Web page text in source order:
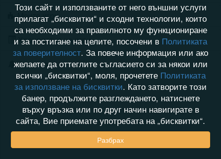
Моите игри
Хронология на игри
Активност
Този сайт и използваните от него външни услуги
прилагат „бисквитки“ и сходни технологии, които
са необходими за правилното му функциониране
и за постигане на целите, посочени в Политиката
за поверителност. За повече информация или ако
желаете да оттеглите съгласието си за някои или
всички „бисквитки“, моля, прочетете Политиката
за използване на бисквитки. Като затворите този
банер, продължите разглеждането, натиснете
върху връзка или по друг начин навигирате в
сайта, Вие приемате употребата на „бисквитки“.
Разбрах